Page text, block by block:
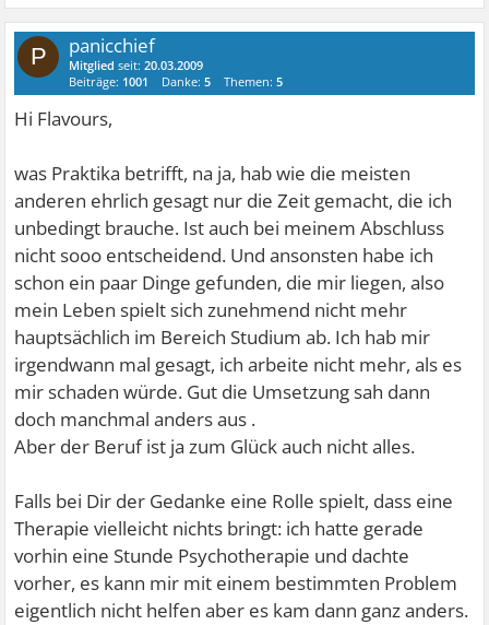
P panicchief
Mitglied seit:20.03.2009
Beiträge: 1001 Danke:5 Themen:5
Hi Flavours,
was Praktika betrifft, na ja, hab wie die meisten
anderen ehrlich gesagt nur die Zeit gemacht, die ich
unbedingt brauche. Ist auch bei meinem Abschluss
nicht sooo entscheidend. Und ansonsten habe ich
schon ein paar Dinge gefunden, die mir liegen, also
mein Leben spielt sich zunehmend nicht mehr
hauptsächlich im Bereich Studium ab. Ich hab mir
irgendwann mal gesagt, ich arbeite nicht mehr, als es
mir schaden würde. Gut die Umsetzung sah dann
doch manchmal anders aus .
Aber der Beruf ist ja zum Glück auch nicht alles.
Falls bei Dir der Gedanke eine Rolle spielt, dass eine
Therapie vielleicht nichts bringt: ich hatte gerade
vorhin eine Stunde Psychotherapie und dachte
vorher, es kann mir mit einem bestimmten Problem
eigentlich nicht helfen aber es kam dann ganz anders.